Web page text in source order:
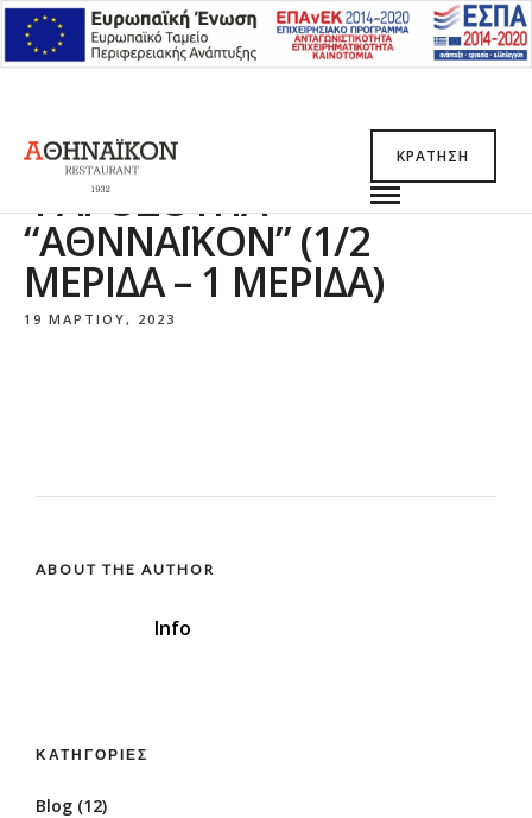
ΚΡΆΤΗΣΗ
ΨΑΡΌΣΟΥΠΑ
“ΑΘNΝΑΪΚΌΝ” (1/2
ΜΕΡΊΔΑ – 1 ΜΕΡΊΔΑ)
19 ΜΑΡΤΊΟΥ, 2023
ABOUT THE AUTHOR
Info
ΚΑΤΗΓΟΡΊΕΣ
Blog (12)